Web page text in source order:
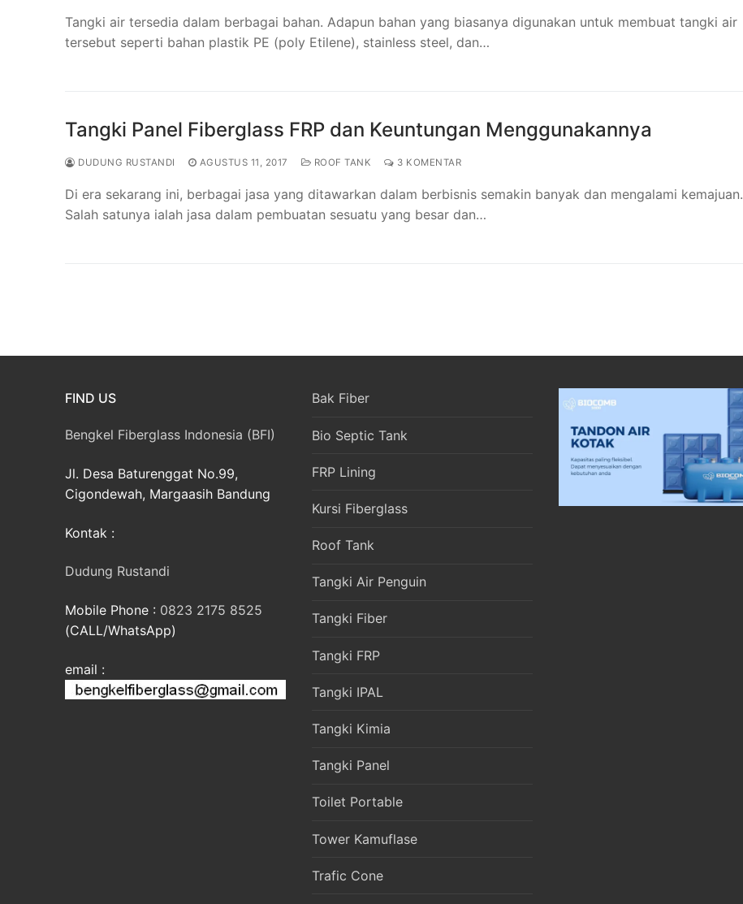
Tangki air tersedia dalam berbagai bahan. Adapun bahan yang biasanya digunakan untuk membuat tangki air
tersebut seperti bahan plastik PE (poly Etilene), stainless steel, dan…
Tangki Panel Fiberglass FRP dan Keuntungan Menggunakannya
DUDUNG RUSTANDI AGUSTUS 11, 2017 ROOF TANK 3 KOMENTAR
Di era sekarang ini, berbagai jasa yang ditawarkan dalam berbisnis semakin banyak dan mengalami kemajuan.
Salah satunya ialah jasa dalam pembuatan sesuatu yang besar dan…
FIND US
Bengkel Fiberglass Indonesia (BFI)
Jl. Desa Baturenggat No.99,
Cigondewah, Margaasih Bandung
Kontak :
Dudung Rustandi
Mobile Phone : 0823 2175 8525
(CALL/WhatsApp)
email :
Bak Fiber
Bio Septic Tank
FRP Lining
Kursi Fiberglass
Roof Tank
Tangki Air Penguin
Tangki Fiber
Tangki FRP
Tangki IPAL
Tangki Kimia
Tangki Panel
Toilet Portable
Tower Kamuflase
Trafic Cone